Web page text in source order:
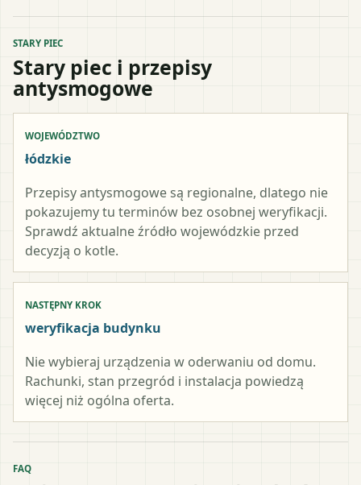
STARY PIEC
Stary piec i przepisy
antysmogowe
WOJEWÓDZTWO
łódzkie
Przepisy antysmogowe są regionalne, dlatego nie
pokazujemy tu terminów bez osobnej weryfikacji.
Sprawdź aktualne źródło wojewódzkie przed
decyzją o kotle.
NASTĘPNY KROK
weryfikacja budynku
Nie wybieraj urządzenia w oderwaniu od domu.
Rachunki, stan przegród i instalacja powiedzą
więcej niż ogólna oferta.
FAQ